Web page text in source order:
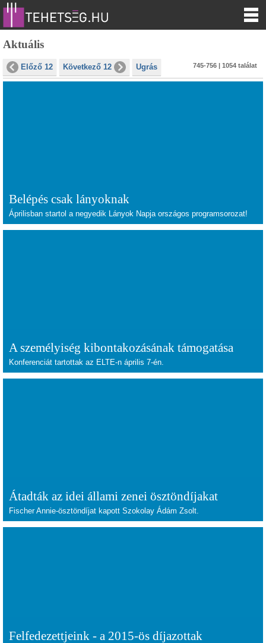
Aktuális
Előző 12 Következő 12 Ugrás 745-756 | 1054 találat
Belépés csak lányoknak
Áprilisban startol a negyedik Lányok Napja országos programsorozat!
A személyiség kibontakozásának támogatása
Konferenciát tartottak az ELTE-n április 7-én.
Átadták az idei állami zenei ösztöndíjakat
Fischer Annie-ösztöndíjat kapott Szokolay Ádám Zsolt.
Felfedezettjeink - a 2015-ös díjazottak